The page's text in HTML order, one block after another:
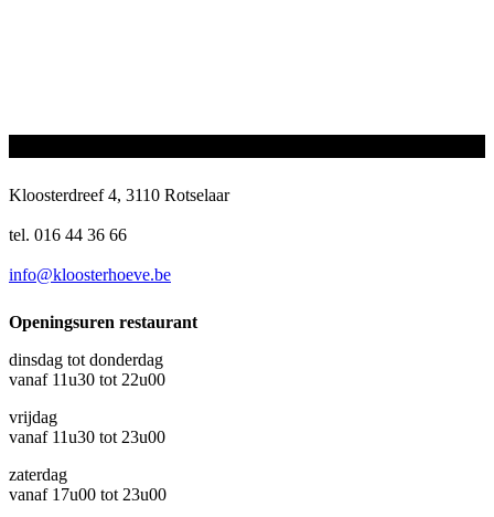
Kloosterdreef 4, 3110 Rotselaar
tel. 016 44 36 66
info@kloosterhoeve.be
Openingsuren restaurant
dinsdag tot donderdag
vanaf 11u30 tot 22u00
vrijdag
vanaf 11u30 tot 23u00
zaterdag
vanaf 17u00 tot 23u00